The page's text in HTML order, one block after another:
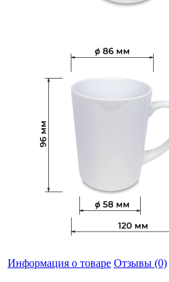
Информация о товаре Отзывы (0)